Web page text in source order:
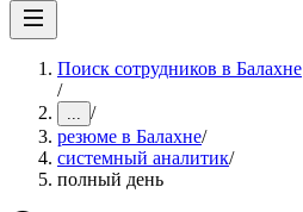
Поиск сотрудников в Балахне
/
... /
резюме в Балахне/
системный аналитик/
полный день